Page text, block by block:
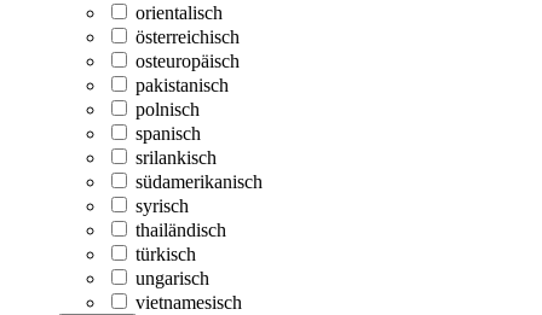
orientalisch
österreichisch
osteuropäisch
pakistanisch
polnisch
spanisch
srilankisch
südamerikanisch
syrisch
thailändisch
türkisch
ungarisch
vietnamesisch